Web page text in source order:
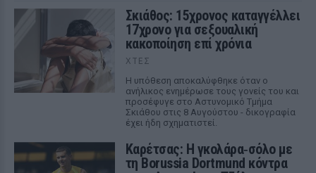
Σκιάθος: 15χρονος καταγγέλλει
17χρονο για σεξουαλική
κακοποίηση επί χρόνια
ΧΤΕΣ
Η υπόθεση αποκαλύφθηκε όταν ο
ανήλικος ενημέρωσε τους γονείς του και
προσέφυγε στο Αστυνομικό Τμήμα
Σκιάθου στις 8 Αυγούστου - δικογραφία
έχει ήδη σχηματιστεί.
Καρέτσας: Η γκολάρα‑σόλο με
τη Borussia Dortmund κόντρα